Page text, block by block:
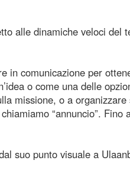
alle dinamiche veloci del
in comunicazione per
o come una delle
missione, o a
“annuncio”. Fino
suo punto visuale a